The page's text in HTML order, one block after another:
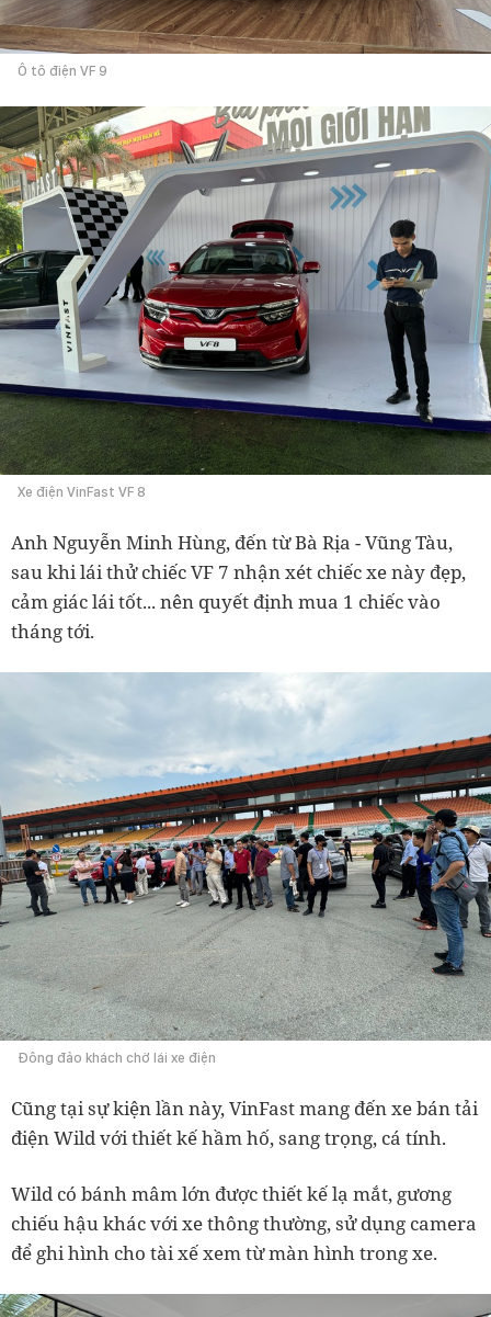
Ô tô điện VF 9
Xe điện VinFast VF 8
Anh Nguyễn Minh Hùng, đến từ Bà Rịa - Vũng Tàu,
sau khi lái thử chiếc VF 7 nhận xét chiếc xe này đẹp,
cảm giác lái tốt... nên quyết định mua 1 chiếc vào
tháng tới.
Đông đảo khách chờ lái xe điện
Cũng tại sự kiện lần này, VinFast mang đến xe bán tải
điện Wild với thiết kế hầm hố, sang trọng, cá tính.
Wild có bánh mâm lớn được thiết kế lạ mắt, gương
chiếu hậu khác với xe thông thường, sử dụng camera
để ghi hình cho tài xế xem từ màn hình trong xe.